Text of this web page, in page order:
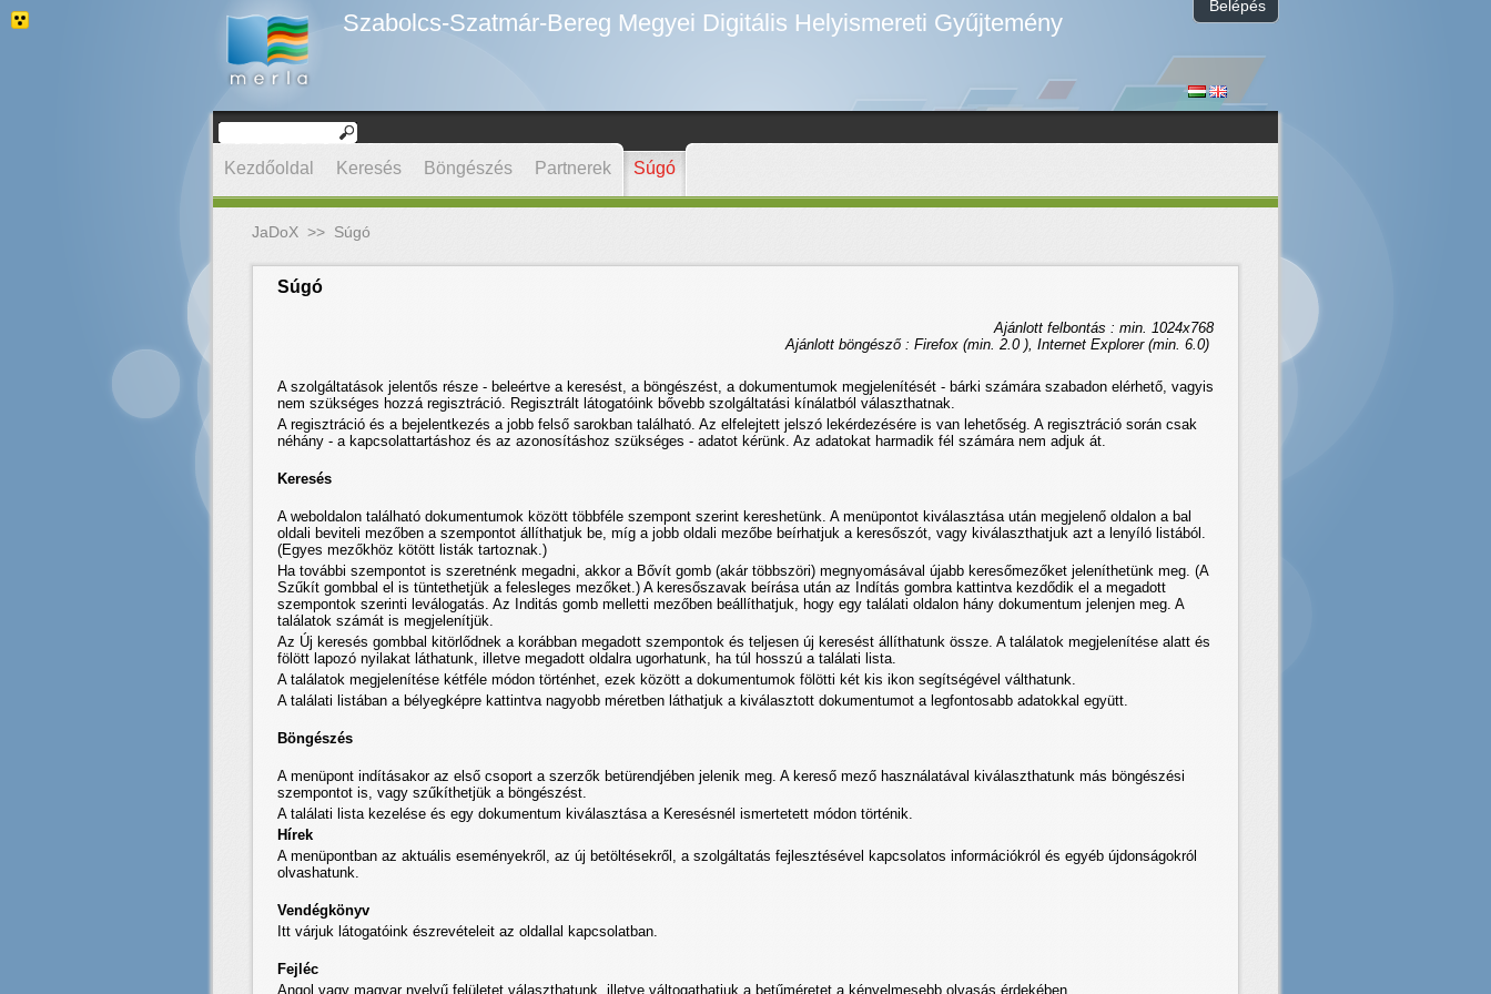
Szabolcs-Szatmár-Bereg Megyei Digitális Helyismereti Gyűjtemény
Kezdőoldal Keresés Böngészés Partnerek Súgó
JaDoX >> Súgó
Súgó
Ajánlott felbontás : min. 1024x768
Ajánlott böngésző : Firefox (min. 2.0 ), Internet Explorer (min. 6.0)
A szolgáltatások jelentős része - beleértve a keresést, a böngészést, a dokumentumok megjelenítését - bárki számára szabadon elérhető, vagyis
nem szükséges hozzá regisztráció. Regisztrált látogatóink bővebb szolgáltatási kínálatból választhatnak.
A regisztráció és a bejelentkezés a jobb felső sarokban található. Az elfelejtett jelszó lekérdezésére is van lehetőség. A regisztráció során csak
néhány - a kapcsolattartáshoz és az azonosításhoz szükséges - adatot kérünk. Az adatokat harmadik fél számára nem adjuk át.
Keresés
A weboldalon található dokumentumok között többféle szempont szerint kereshetünk. A menüpontot kiválasztása után megjelenő oldalon a bal
oldali beviteli mezőben a szempontot állíthatjuk be, míg a jobb oldali mezőbe beírhatjuk a keresőszót, vagy kiválaszthatjuk azt a lenyíló listából.
(Egyes mezőkhöz kötött listák tartoznak.)
Ha további szempontot is szeretnénk megadni, akkor a Bővít gomb (akár többszöri) megnyomásával újabb keresőmezőket jeleníthetünk meg. (A
Szűkít gombbal el is tüntethetjük a felesleges mezőket.) A keresőszavak beírása után az Indítás gombra kattintva kezdődik el a megadott
szempontok szerinti leválogatás. Az Inditás gomb melletti mezőben beállíthatjuk, hogy egy találati oldalon hány dokumentum jelenjen meg. A
találatok számát is megjelenítjük.
Az Új keresés gombbal kitörlődnek a korábban megadott szempontok és teljesen új keresést állíthatunk össze. A találatok megjelenítése alatt és
fölött lapozó nyilakat láthatunk, illetve megadott oldalra ugorhatunk, ha túl hosszú a találati lista.
A találatok megjelenítése kétféle módon történhet, ezek között a dokumentumok fölötti két kis ikon segítségével válthatunk.
A találati listában a bélyegképre kattintva nagyobb méretben láthatjuk a kiválasztott dokumentumot a legfontosabb adatokkal együtt.
Böngészés
A menüpont indításakor az első csoport a szerzők betürendjében jelenik meg. A kereső mező használatával kiválaszthatunk más böngészési
szempontot is, vagy szűkíthetjük a böngészést.
A találati lista kezelése és egy dokumentum kiválasztása a Keresésnél ismertetett módon történik.
Hírek
A menüpontban az aktuális eseményekről, az új betöltésekről, a szolgáltatás fejlesztésével kapcsolatos információkról és egyéb újdonságokról
olvashatunk.
Vendégkönyv
Itt várjuk látogatóink észrevételeit az oldallal kapcsolatban.
Fejléc
Angol vagy magyar nyelvű felületet választhatunk, illetve váltogathatjuk a betűméretet a kényelmesebb olvasás érdekében.
Belépés